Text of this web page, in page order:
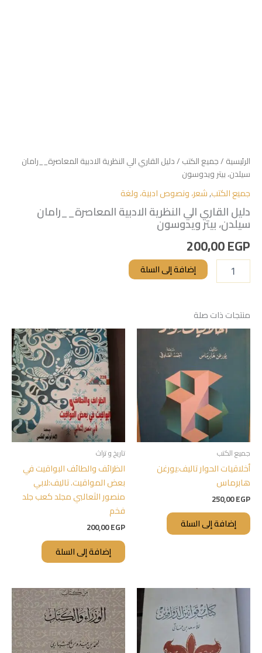
الرئيسية /جميع الكتب / دليل القاري الي النظرية الادبية المعاصرة__رامان
سيلدن، بيتر ويدوسون
جميع الكتب,شعر، ونصوص ادبية، ولغة
دليل القاري الي النظرية الادبية المعاصرة__رامان
سيلدن، بيتر ويدوسون
200,00EGP
إضافة إلى السلة
منتجات ذات صلة
جميع الكتب
أخلاقيات الحوار تاليف:يورغن
هابرماس
250,00EGP
إضافة إلى السلة
تاريخ و تراث
الظرائف والطائف البواقيت في
بعض المواقيت. تاليف:لابي
منصور الثعالبي مجلد كعب جلد
فخم
200,00EGP
إضافة إلى السلة